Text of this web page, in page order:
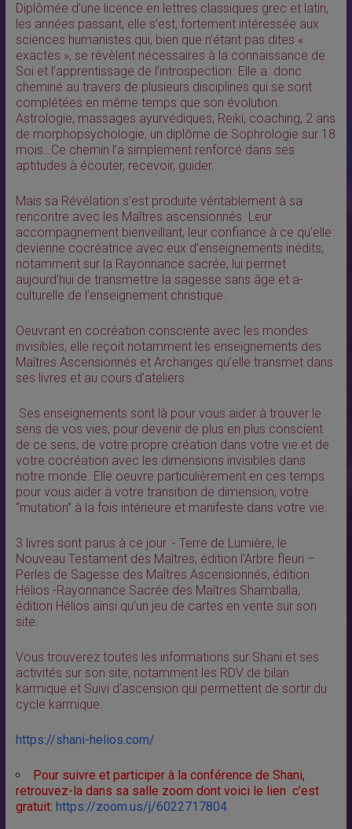
Diplômée d’une licence en lettres classiques grec et latin,
les années passant, elle s’est, fortement intéressée aux
sciences humanistes qui, bien que n’étant pas dites «
exactes », se révèlent nécessaires à la connaissance de
Soi et l’apprentissage de l’introspection. Elle a donc
cheminé au travers de plusieurs disciplines qui se sont
complétées en même temps que son évolution.
Astrologie, massages ayurvédiques, Reiki, coaching, 2 ans
de morphopsychologie, un diplôme de Sophrologie sur 18
mois…Ce chemin l’a simplement renforcé dans ses
aptitudes à écouter, recevoir, guider.
Mais sa Révélation s’est produite véritablement à sa
rencontre avec les Maîtres ascensionnés. Leur
accompagnement bienveillant, leur confiance à ce qu’elle
devienne cocréatrice avec eux d’enseignements inédits,
notamment sur la Rayonnance sacrée, lui permet
aujourd’hui de transmettre la sagesse sans âge et a-
culturelle de l’enseignement christique.
Oeuvrant en cocréation consciente avec les mondes
invisibles, elle reçoit notamment les enseignements des
Maîtres Ascensionnés et Archanges qu’elle transmet dans
ses livres et au cours d’ateliers.
Ses enseignements sont là pour vous aider à trouver le
sens de vos vies, pour devenir de plus en plus conscient
de ce sens, de votre propre création dans votre vie et de
votre cocréation avec les dimensions invisibles dans
notre monde. Elle oeuvre particulièrement en ces temps
pour vous aider à votre transition de dimension, votre
“mutation” à la fois intérieure et manifeste dans votre vie.
3 livres sont parus à ce jour :- Terre de Lumière, le
Nouveau Testament des Maîtres, édition l’Arbre fleuri –
Perles de Sagesse des Maîtres Ascensionnés, édition
Hélios -Rayonnance Sacrée des Maîtres Shamballa,
édition Hélios ainsi qu’un jeu de cartes en vente sur son
site.
Vous trouverez toutes les informations sur Shani et ses
activités sur son site, notamment les RDV de bilan
karmique et Suivi d’ascension qui permettent de sortir du
cycle karmique.
https://shani-helios.com/
Pour suivre et participer à la conférence de Shani,
retrouvez-la dans sa salle zoom dont voici le lien c’est
gratuit: https://zoom.us/j/6022717804